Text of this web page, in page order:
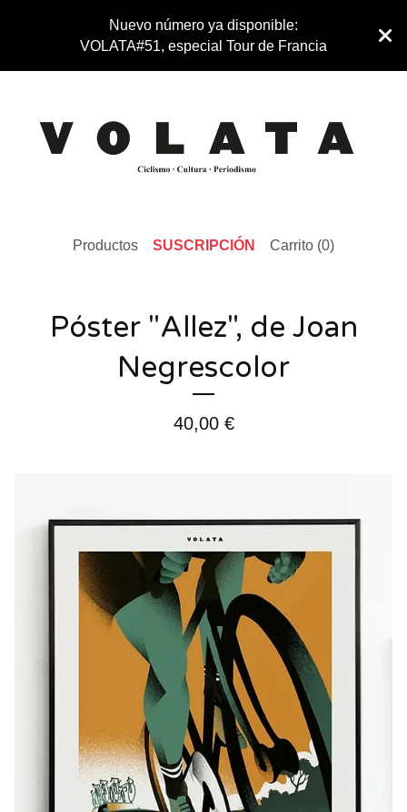
Nuevo número ya disponible:
VOLATA#51, especial Tour de Francia
Productos SUSCRIPCIÓN Carrito (0)
Póster "Allez", de Joan
Negrescolor
40,00 €